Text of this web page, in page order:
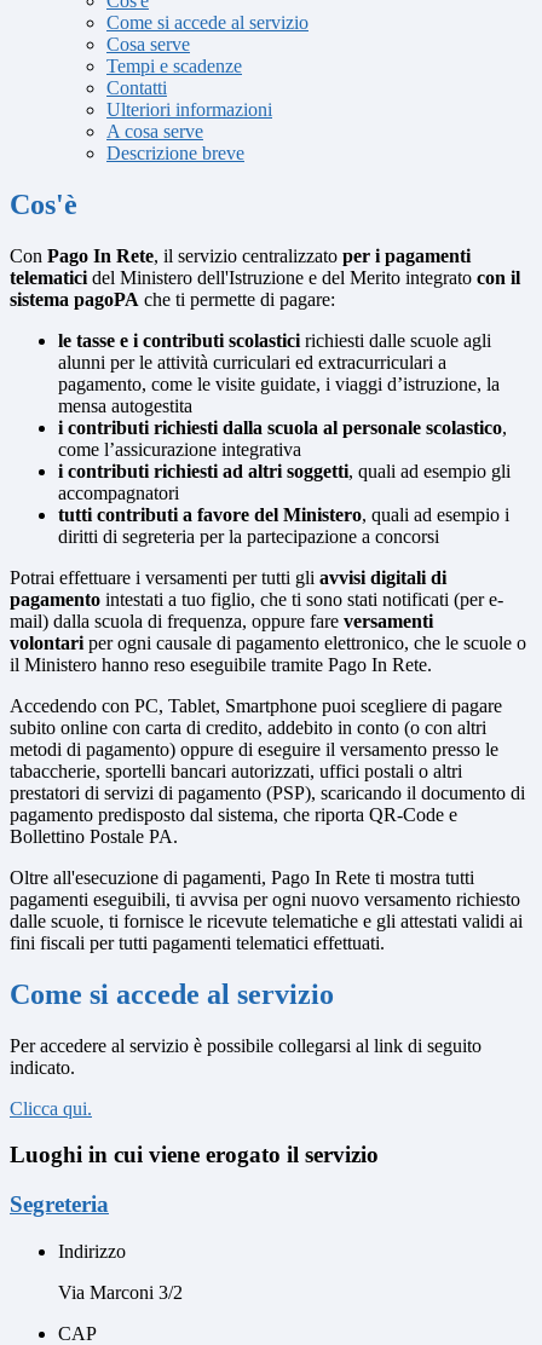
Come si accede al servizio
Cosa serve
Tempi e scadenze
Contatti
Ulteriori informazioni
A cosa serve
Descrizione breve
Cos'è
Con Pago In Rete, il servizio centralizzato per i pagamenti
telematici del Ministero dell'Istruzione e del Merito integrato con il
sistema pagoPA che ti permette di pagare:
le tasse e i contributi scolastici richiesti dalle scuole agli
alunni per le attività curriculari ed extracurriculari a
pagamento, come le visite guidate, i viaggi d’istruzione, la
mensa autogestita
i contributi richiesti dalla scuola al personale scolastico,
come l’assicurazione integrativa
i contributi richiesti ad altri soggetti, quali ad esempio gli
accompagnatori
tutti contributi a favore del Ministero, quali ad esempio i
diritti di segreteria per la partecipazione a concorsi
Potrai effettuare i versamenti per tutti gli avvisi digitali di
pagamento intestati a tuo figlio, che ti sono stati notificati (per e-
mail) dalla scuola di frequenza, oppure fare versamenti
volontari per ogni causale di pagamento elettronico, che le scuole o
il Ministero hanno reso eseguibile tramite Pago In Rete.
Accedendo con PC, Tablet, Smartphone puoi scegliere di pagare
subito online con carta di credito, addebito in conto (o con altri
metodi di pagamento) oppure di eseguire il versamento presso le
tabaccherie, sportelli bancari autorizzati, uffici postali o altri
prestatori di servizi di pagamento (PSP), scaricando il documento di
pagamento predisposto dal sistema, che riporta QR-Code e
Bollettino Postale PA.
Oltre all'esecuzione di pagamenti, Pago In Rete ti mostra tutti
pagamenti eseguibili, ti avvisa per ogni nuovo versamento richiesto
dalle scuole, ti fornisce le ricevute telematiche e gli attestati validi ai
fini fiscali per tutti pagamenti telematici effettuati.
Come si accede al servizio
Per accedere al servizio è possibile collegarsi al link di seguito
indicato.
Clicca qui.
Luoghi in cui viene erogato il servizio
Segreteria
Indirizzo
Via Marconi 3/2
CAP